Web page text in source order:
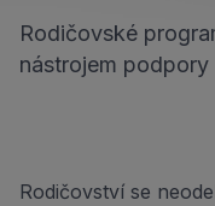
Rodičovské
nástrojem podpory
Rodičovství se